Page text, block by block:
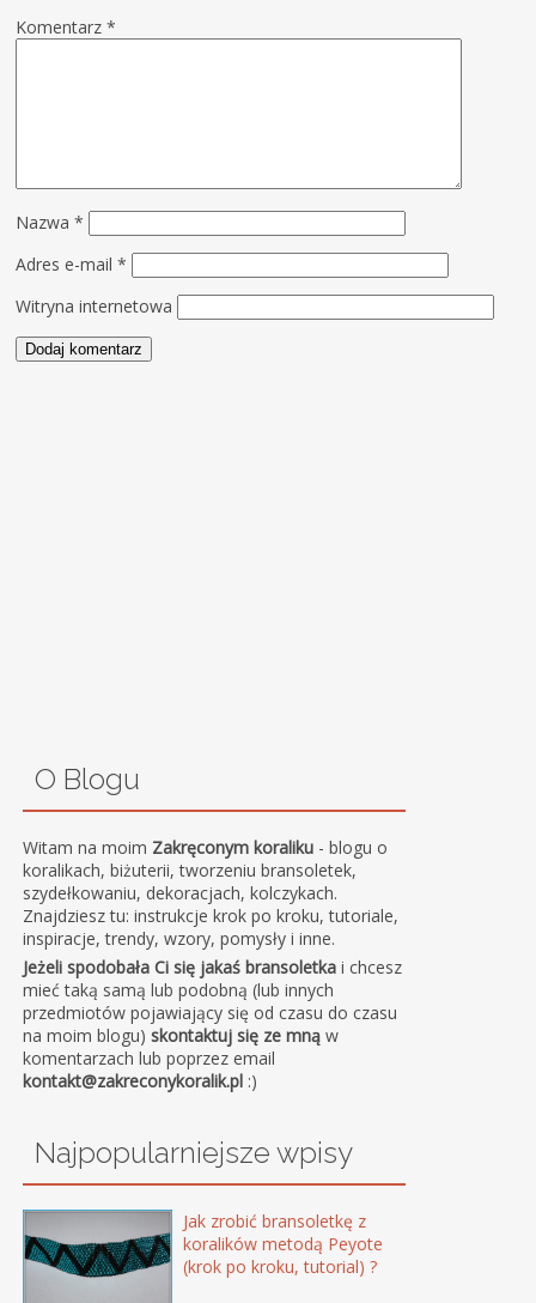
Komentarz*
Nazwa*
Adres e-mail*
Witryna internetowa
O Blogu
Witam na moim Zakręconym koraliku - blogu o
koralikach, biżuterii, tworzeniu bransoletek,
szydełkowaniu, dekoracjach, kolczykach.
Znajdziesz tu: instrukcje krok po kroku, tutoriale,
inspiracje, trendy, wzory, pomysły i inne.
Jeżeli spodobała Ci się jakaś bransoletka i chcesz
mieć taką samą lub podobną (lub innych
przedmiotów pojawiający się od czasu do czasu
na moim blogu)skontaktuj się ze mną w
komentarzach lub poprzez email
kontakt@zakreconykoralik.pl :)
Najpopularniejsze wpisy
Jak zrobić bransoletkę z
koralików metodą Peyote
(krok po kroku, tutorial) ?